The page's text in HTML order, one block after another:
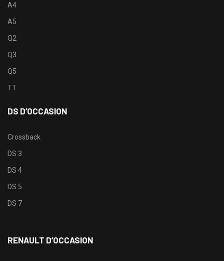
A4
A5
Q2
Q3
Q5
TT
DS D’OCCASION
Crossback
DS 3
DS 4
DS 5
DS 7
RENAULT D’OCCASION